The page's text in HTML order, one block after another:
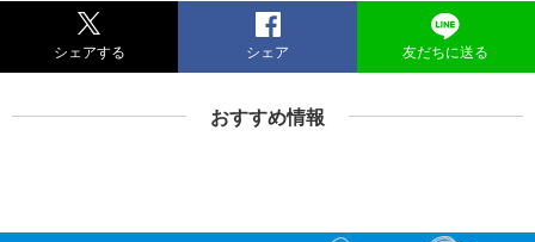
シェアする シェア 友だちに送る
おすすめ情報